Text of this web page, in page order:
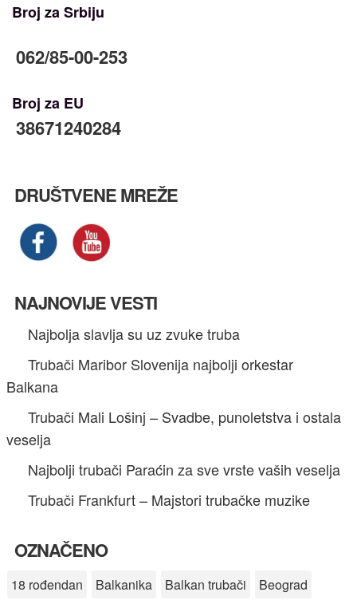
Broj za Srbiju
062/85-00-253
Broj za EU
38671240284
DRUŠTVENE MREŽE
NAJNOVIJE VESTI
Najbolja slavlja su uz zvuke truba
Trubači Maribor Slovenija najbolji orkestar
Balkana
Trubači Mali Lošinj – Svadbe, punoletstva i ostala
veselja
Najbolji trubači Paraćin za sve vrste vaših veselja
Trubači Frankfurt – Majstori trubačke muzike
OZNAČENO
18 rođendan Balkanika Balkan trubači Beograd